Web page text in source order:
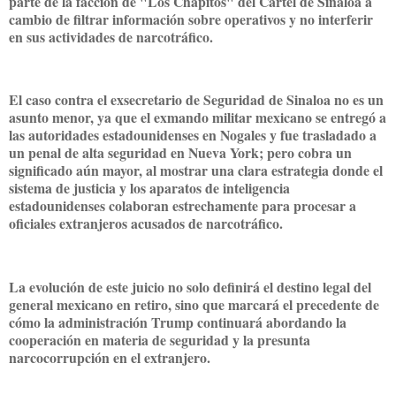
cambio de filtrar información sobre operativos y no interferir
en sus actividades de narcotráfico.
El caso contra el exsecretario de Seguridad de Sinaloa no es un
asunto menor, ya que el exmando militar mexicano se entregó a
las autoridades estadounidenses en Nogales y fue trasladado a
un penal de alta seguridad en Nueva York; pero cobra un
significado aún mayor, al mostrar una clara estrategia donde el
sistema de justicia y los aparatos de inteligencia
estadounidenses colaboran estrechamente para procesar a
oficiales extranjeros acusados de narcotráfico.
La evolución de este juicio no solo definirá el destino legal del
general mexicano en retiro, sino que marcará el precedente de
cómo la administración Trump continuará abordando la
cooperación en materia de seguridad y la presunta
narcocorrupción en el extranjero.